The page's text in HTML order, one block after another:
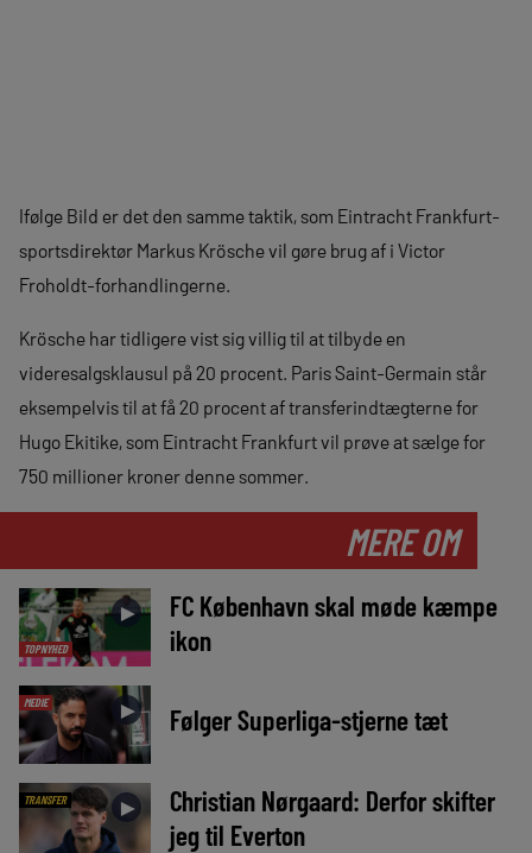
Ifølge Bild er det den samme taktik, som Eintracht Frankfurt-
sportsdirektør Markus Krösche vil gøre brug af i Victor
Froholdt-forhandlingerne.
Krösche har tidligere vist sig villig til at tilbyde en
videresalgsklausul på 20 procent. Paris Saint-Germain står
eksempelvis til at få 20 procent af transferindtægterne for
Hugo Ekitike, som Eintracht Frankfurt vil prøve at sælge for
750 millioner kroner denne sommer.
MERE OM
TOPNYHED
►
FC København skal møde kæmpe
ikon
MEDIE ► Følger Superliga-stjerne tæt
TRANSFER ►
Christian Nørgaard: Derfor skifter
jeg til Everton